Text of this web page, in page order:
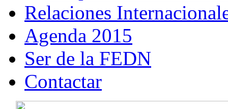
Relaciones
Agenda 2015
Ser de la FEDN
Contactar